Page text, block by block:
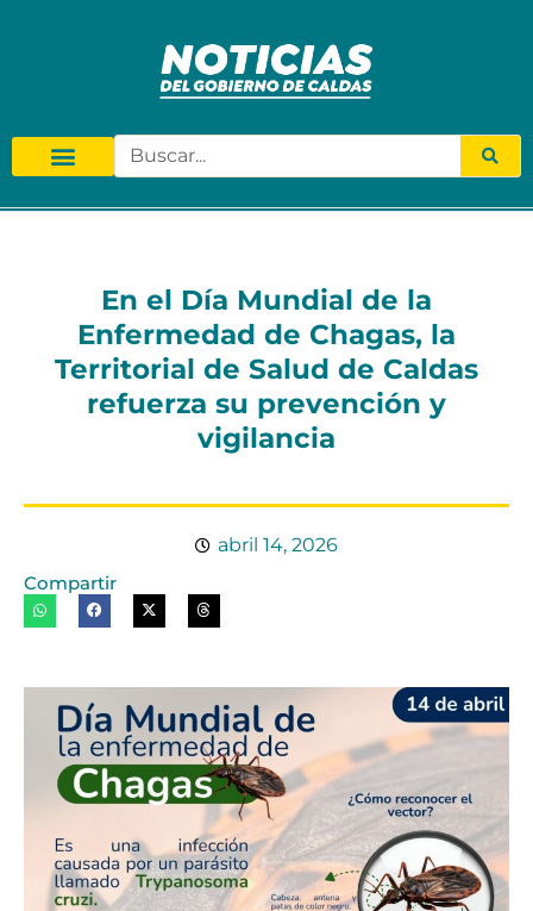
En el Día Mundial de la
Enfermedad de Chagas, la
Territorial de Salud de Caldas
refuerza su prevención y
vigilancia
abril 14, 2026
Compartir